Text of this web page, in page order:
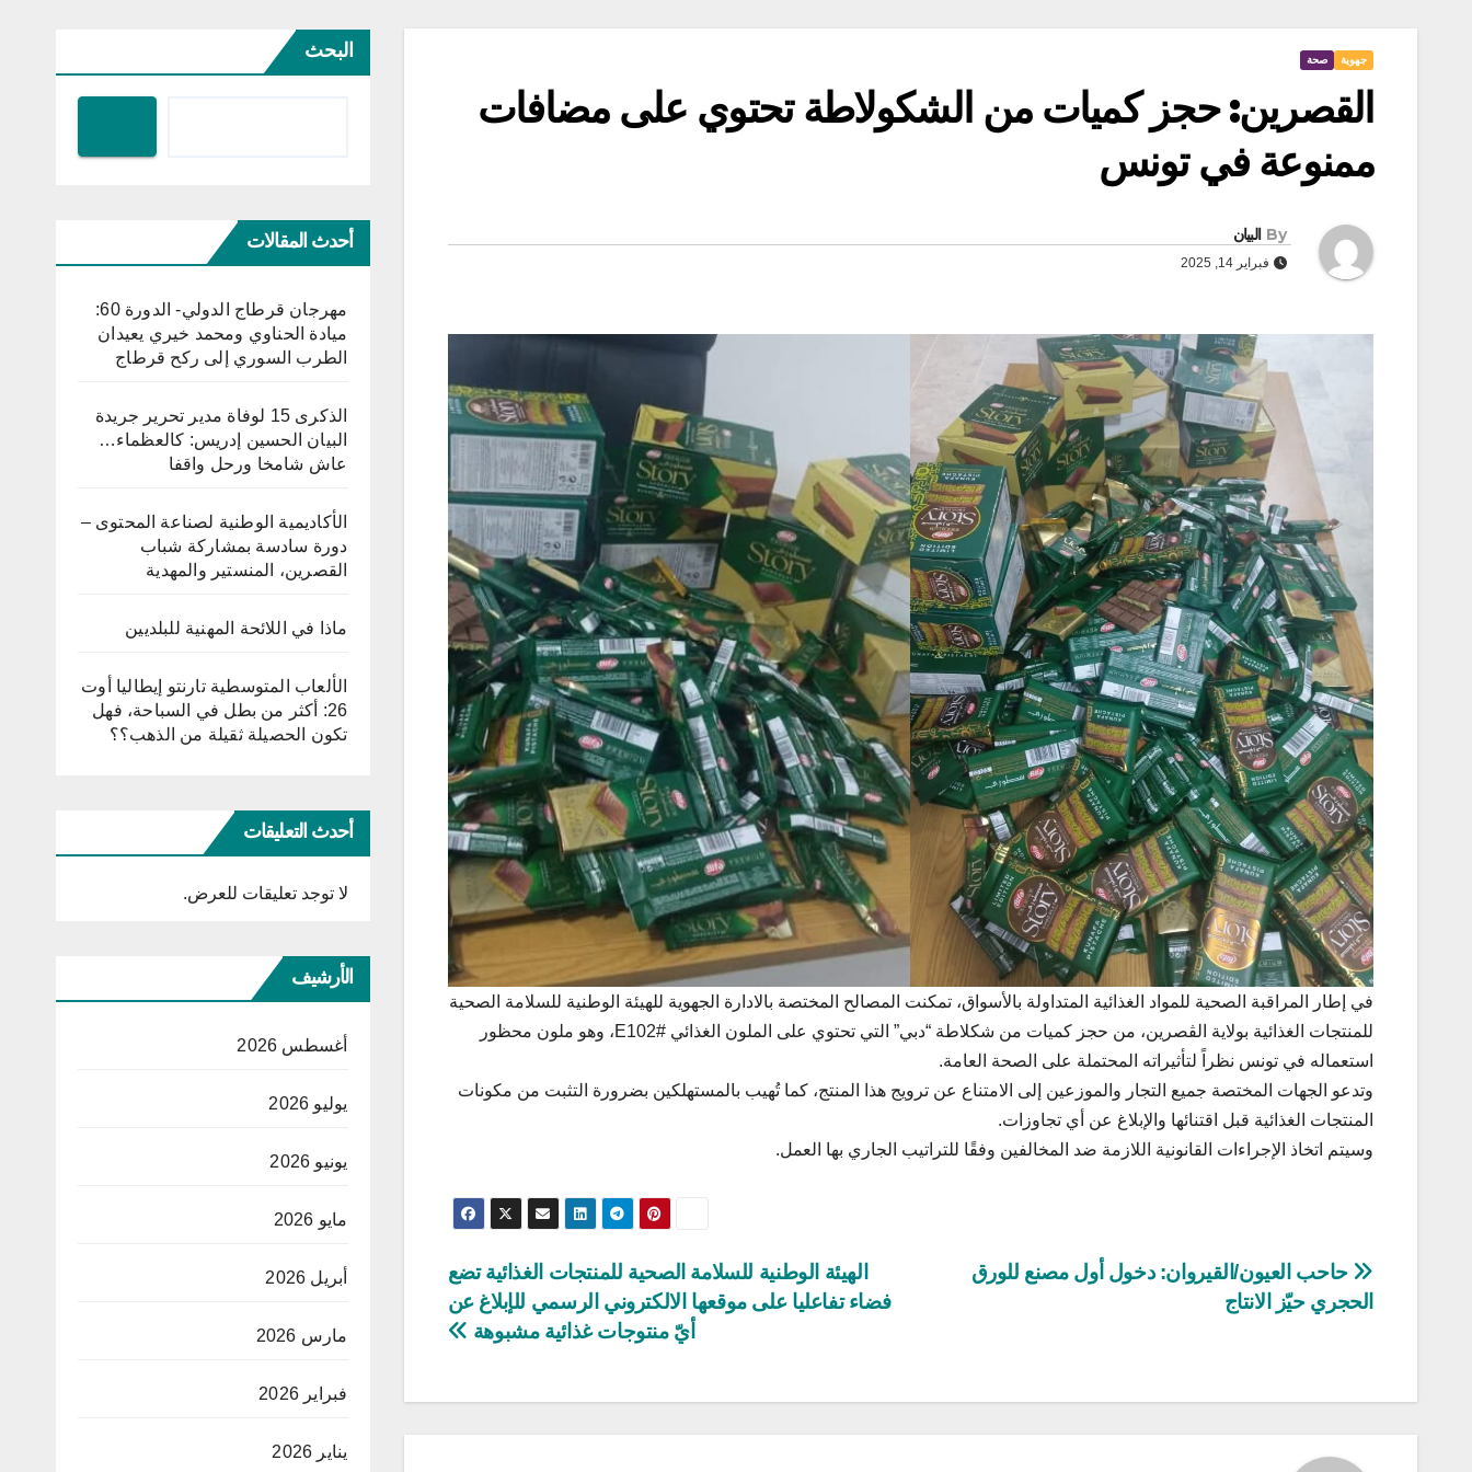
جهوية صحة
القصرين: حجز كميات من الشكولاطة تحتوي على مضافات
ممنوعة في تونس
By البيان
فبراير 14, 2025
في إطار المراقبة الصحية للمواد الغذائية المتداولة بالأسواق، تمكنت المصالح المختصة بالادارة الجهوية للهيئة الوطنية للسلامة الصحية
للمنتجات الغذائية بولاية الڨصرين، من حجز كميات من شكلاطة “دبي” التي تحتوي على الملون الغذائي #E102، وهو ملون محظور
استعماله في تونس نظراً لتأثيراته المحتملة على الصحة العامة.
وتدعو الجهات المختصة جميع التجار والموزعين إلى الامتناع عن ترويج هذا المنتج، كما تُهيب بالمستهلكين بضرورة التثبت من مكونات
المنتجات الغذائية قبل اقتنائها والإبلاغ عن أي تجاوزات.
وسيتم اتخاذ الإجراءات القانونية اللازمة ضد المخالفين وفقًا للتراتيب الجاري بها العمل.
تصفّح
المقالات
الهيئة الوطنية للسلامة الصحية للمنتجات الغذائية تضع
فضاء تفاعليا على موقعها الالكتروني الرسمي للإبلاغ عن
أيّ منتوجات غذائية مشبوهة
حاحب العيون/القيروان: دخول أول مصنع للورق
الحجري حيّز الانتاج
البحث
أحدث المقالات
مهرجان قرطاج الدولي- الدورة 60:
ميادة الحناوي ومحمد خيري يعيدان
الطرب السوري إلى ركح قرطاج
الذكرى 15 لوفاة مدير تحرير جريدة
البيان الحسين إدريس: كالعظماء…
عاش شامخا ورحل واقفا
الأكاديمية الوطنية لصناعة المحتوى –
دورة سادسة بمشاركة شباب
القصرين، المنستير والمهدية
ماذا في اللائحة المهنية للبلديين
الألعاب المتوسطية تارنتو إيطاليا أوت
26: أكثر من بطل في السباحة، فهل
تكون الحصيلة ثقيلة من الذهب؟؟
أحدث التعليقات
لا توجد تعليقات للعرض.
الأرشيف
أغسطس 2026
يوليو 2026
يونيو 2026
مايو 2026
أبريل 2026
مارس 2026
فبراير 2026
يناير 2026